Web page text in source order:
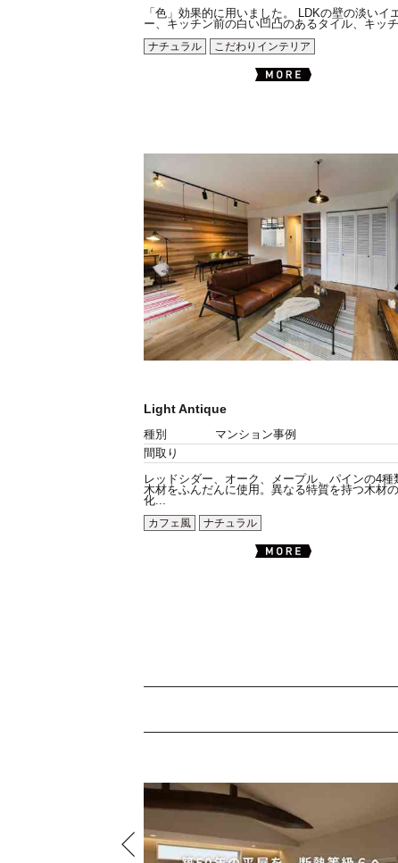
「色」効果的に用いました。 LDKの壁の淡いイ
ー、キッチン前の白い凹凸のあるタイル、キッ
ナチュラル
こだわりインテリア
Light Antique
種別
マンション事例
間取り
レッドシダー、オーク、メープル、パインの4種
木材をふんだんに使用。異なる特質を持つ木材
化...
カフェ風
ナチュラル